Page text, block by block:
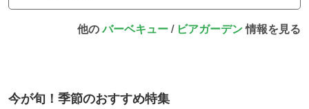
他のバーベキュー/ ビアガーデン情報を見る
今が旬！季節のおすすめ特集